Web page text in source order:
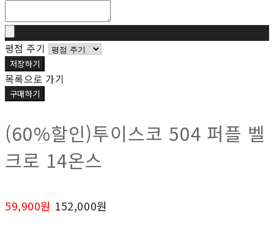
평점 주기
저장하기
목록으로 가기
구매하기
(60%할인)투이스코 504 퍼플 벨
크로 14온스
59,900원 152,000원